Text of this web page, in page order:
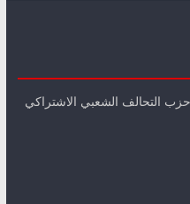
التحالف الشعبي الاشتراكي